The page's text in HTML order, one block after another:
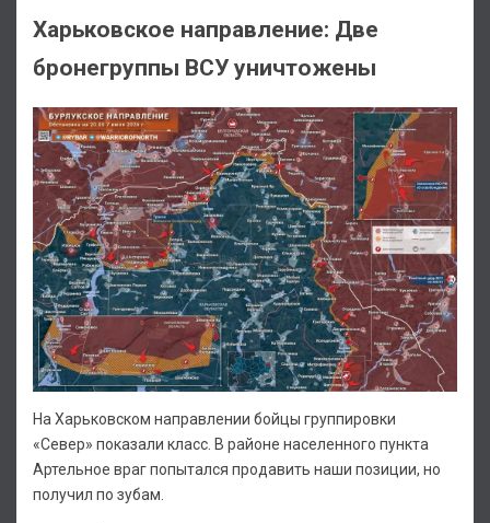
Харьковское направление: Две
бронегруппы ВСУ уничтожены
На Харьковском направлении бойцы группировки
«Север» показали класс. В районе населенного пункта
Артельное враг попытался продавить наши позиции, но
получил по зубам.